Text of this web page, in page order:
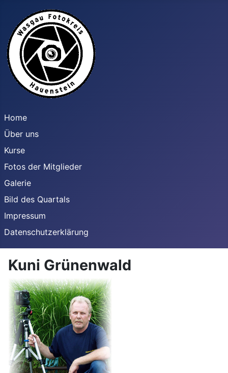
Home
Über uns
Kurse
Fotos der Mitglieder
Galerie
Bild des Quartals
Impressum
Datenschutzerklärung
Kuni Grünenwald